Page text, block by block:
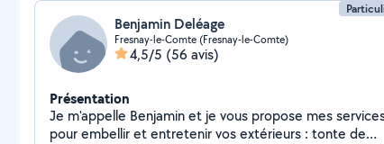
Benjamin Deléage
Fresnay-le-Comte (Fresnay-le-Comte)
4,5/5 (56 avis)
Présentation
Je m'appelle Benjamin et je vous propose mes
pour embellir et entretenir vos extérieurs : tonte de